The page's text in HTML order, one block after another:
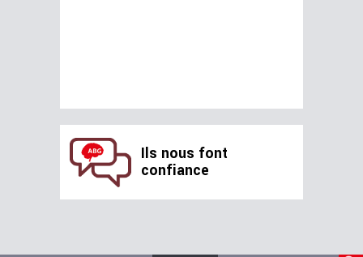
Ils nous font
confiance